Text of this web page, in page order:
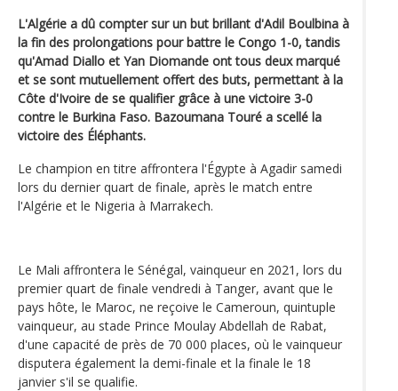
L'Algérie a dû compter sur un but brillant d'Adil Boulbina à
la fin des prolongations pour battre le Congo 1-0, tandis
qu'Amad Diallo et Yan Diomande ont tous deux marqué
et se sont mutuellement offert des buts, permettant à la
Côte d'Ivoire de se qualifier grâce à une victoire 3-0
contre le Burkina Faso. Bazoumana Touré a scellé la
victoire des Éléphants.
Le champion en titre affrontera l'Égypte à Agadir samedi
lors du dernier quart de finale, après le match entre
l'Algérie et le Nigeria à Marrakech.
Le Mali affrontera le Sénégal, vainqueur en 2021, lors du
premier quart de finale vendredi à Tanger, avant que le
pays hôte, le Maroc, ne reçoive le Cameroun, quintuple
vainqueur, au stade Prince Moulay Abdellah de Rabat,
d'une capacité de près de 70 000 places, où le vainqueur
disputera également la demi-finale et la finale le 18
janvier s'il se qualifie.